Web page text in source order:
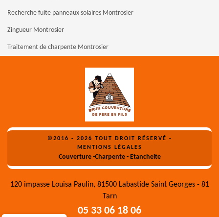
Recherche fuite panneaux solaires Montrosier
Zingueur Montrosier
Traitement de charpente Montrosier
©2016 - 2026 TOUT DROIT RÉSERVÉ -
MENTIONS LÉGALES
Couverture -Charpente - Etancheite
120 impasse Louisa Paulin, 81500 Labastide Saint Georges - 81
Tarn
05 33 06 18 06